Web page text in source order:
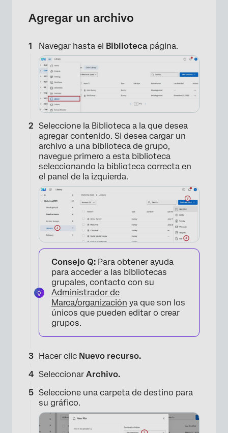
Agregar un archivo
Navegar hasta el Biblioteca página.
Seleccione la Biblioteca a la que desea
agregar contenido. Si desea cargar un
archivo a una biblioteca de grupo,
navegue primero a esta biblioteca
seleccionando la biblioteca correcta en
el panel de la izquierda.
×
Consejo Q: Para obtener ayuda
para acceder a las bibliotecas
grupales, contacto con su
Administrador de
Marca/organización ya que son los
únicos que pueden editar o crear
grupos.
Hacer clic Nuevo recurso.
Seleccionar Archivo.
Seleccione una carpeta de destino para
su gráfico.